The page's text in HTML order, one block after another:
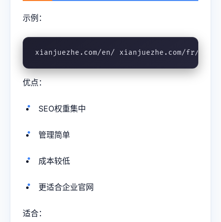
示例：
xianjuezhe.com/en/ xianjuezhe.com/fr/
优点：
SEO权重集中
管理简单
成本较低
更适合企业官网
适合：